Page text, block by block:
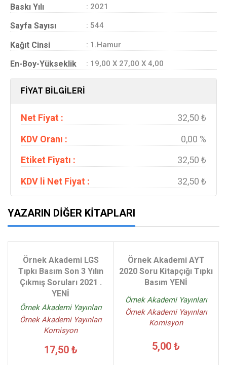
Baskı Yılı : 2021
Sayfa Sayısı : 544
Kağıt Cinsi : 1.Hamur
En-Boy-Yükseklik : 19,00 X 27,00 X 4,00
FİYAT BİLGİLERİ
Net Fiyat :
32,50 ₺
KDV Oranı :
0,00 %
Etiket Fiyatı :
32,50 ₺
KDV li Net Fiyat :
32,50 ₺
YAZARIN DIĞER KITAPLARI
Örnek Akademi LGS
Tıpkı Basım Son 3 Yılın
Çıkmış Soruları 2021 .
YENİ
Örnek Akademi Yayınları
Örnek Akademi Yayınları
Komisyon
17,50 ₺
Örnek Akademi AYT
2020 Soru Kitapçığı Tıpkı
Basım YENİ
Örnek Akademi Yayınları
Örnek Akademi Yayınları
Komisyon
5,00 ₺